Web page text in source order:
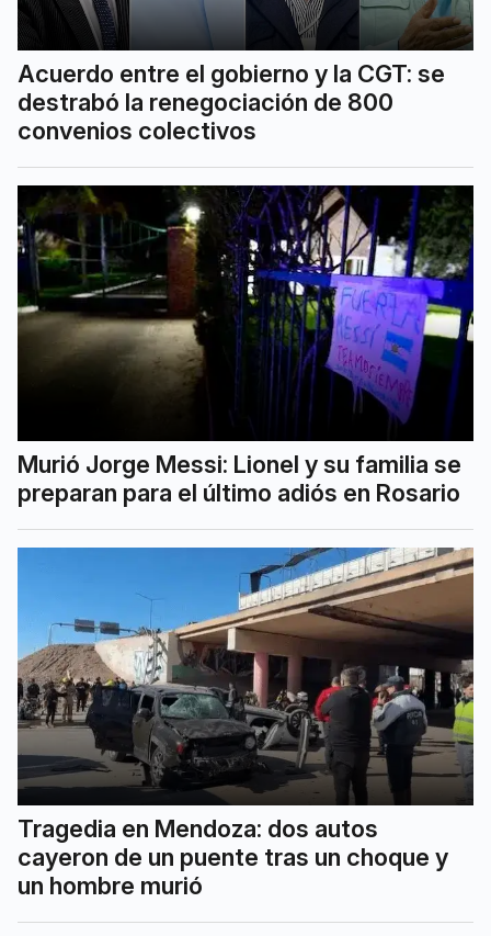
Acuerdo entre el gobierno y la CGT: se
destrabó la renegociación de 800
convenios colectivos
Murió Jorge Messi: Lionel y su familia se
preparan para el último adiós en Rosario
Tragedia en Mendoza: dos autos
cayeron de un puente tras un choque y
un hombre murió